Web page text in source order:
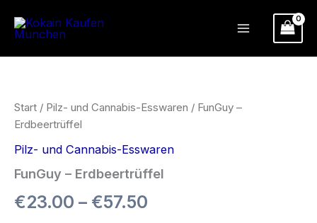
Inhalt
Start / Pilz- und Cannabis-Esswaren / FunGuy –
Erdbeertrüffel
Pilz- und Cannabis-Esswaren
FunGuy – Erdbeertrüffel
€23.00 – €57.50
€23.00
€57.50
Menge